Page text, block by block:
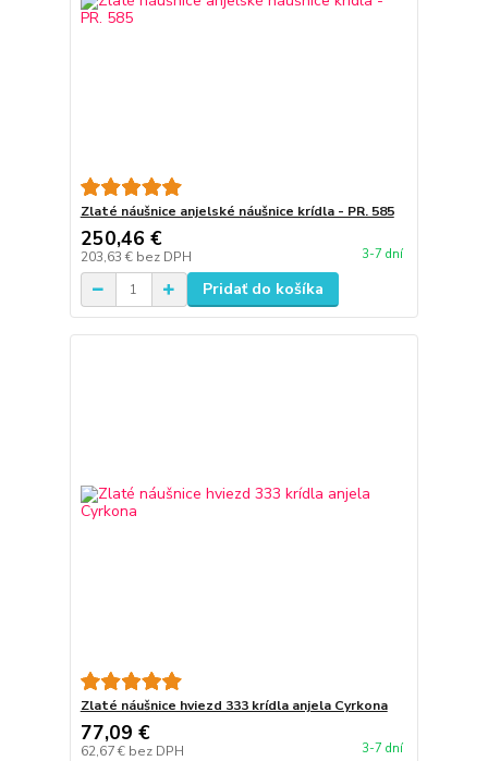
Zlaté náušnice anjelské náušnice krídla - PR. 585
250,46 €
203,63 € bez DPH 3-7 dní
Pridať do košíka
Zlaté náušnice hviezd 333 krídla anjela Cyrkona
77,09 €
62,67 € bez DPH 3-7 dní